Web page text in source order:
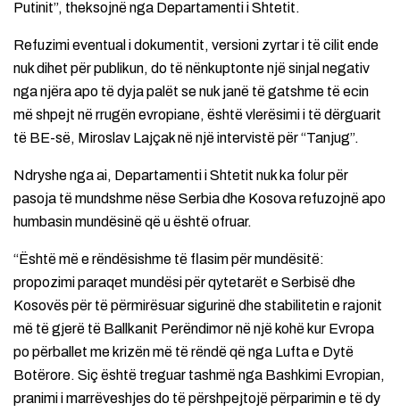
Putinit”, theksojnë nga Departamenti i Shtetit.
Refuzimi eventual i dokumentit, versioni zyrtar i të cilit ende
nuk dihet për publikun, do të nënkuptonte një sinjal negativ
nga njëra apo të dyja palët se nuk janë të gatshme të ecin
më shpejt në rrugën evropiane, është vlerësimi i të dërguarit
të BE-së, Miroslav Lajçak në një intervistë për “Tanjug”.
Ndryshe nga ai, Departamenti i Shtetit nuk ka folur për
pasoja të mundshme nëse Serbia dhe Kosova refuzojnë apo
humbasin mundësinë që u është ofruar.
“Është më e rëndësishme të flasim për mundësitë:
propozimi paraqet mundësi për qytetarët e Serbisë dhe
Kosovës për të përmirësuar sigurinë dhe stabilitetin e rajonit
më të gjerë të Ballkanit Perëndimor në një kohë kur Evropa
po përballet me krizën më të rëndë që nga Lufta e Dytë
Botërore. Siç është treguar tashmë nga Bashkimi Evropian,
pranimi i marrëveshjes do të përshpejtojë përparimin e të dy